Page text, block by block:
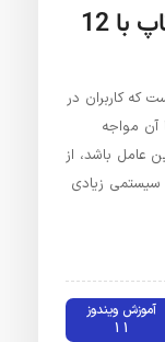
آموزش رفع داغ شدن لپ‌ تاپ با 12
که کاربران در
آن مواجه
عامل باشد، از
سیستمی زیادی
آموزش ویندوز
11